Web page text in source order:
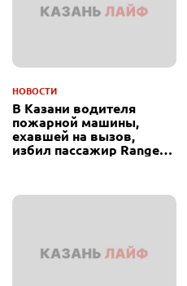
НОВОСТИ
В Казани водителя
пожарной машины,
ехавшей на вызов,
избил пассажир Range